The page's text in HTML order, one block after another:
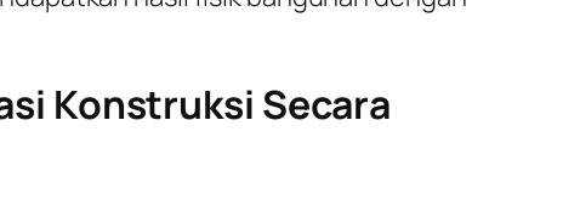
Konstruksi Secara